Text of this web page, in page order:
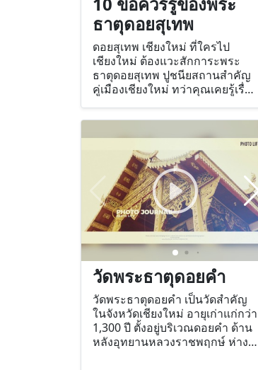
ธาตุดอยสุเทพ
ดอยสุเทพ เชียงใหม่ ที่ใครไป
เชียงใหม่ ต้องแวะสักการะพระ
ธาตุดอยสุเทพ ปูชนียสถานสำคัญ
คู่เมืองเชียงใหม่ ทว่าคุณเคยรู้เรื่อง
ระหว่างไหว้สักการะหรือไม่
วัดพระธาตุดอยคำ
วัดพระธาตุดอยคำ เป็นวัดสำคัญ
ในจังหวัดเชียงใหม่ อายุเก่าแก่กว่า
1,300 ปี ตั้งอยู่บริเวณดอยคำ ด้าน
หลังอุทยานหลวงราชพฤกษ์ ห่าง